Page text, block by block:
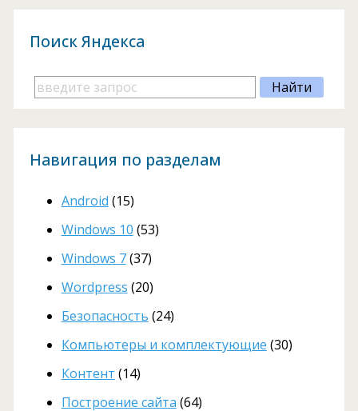
Поиск Яндекса
Навигация по разделам
Android (15)
Windows 10 (53)
Windows 7(37)
Wordpress (20)
Безопасность (24)
Компьютеры и комплектующие (30)
Контент (14)
Построение сайта (64)